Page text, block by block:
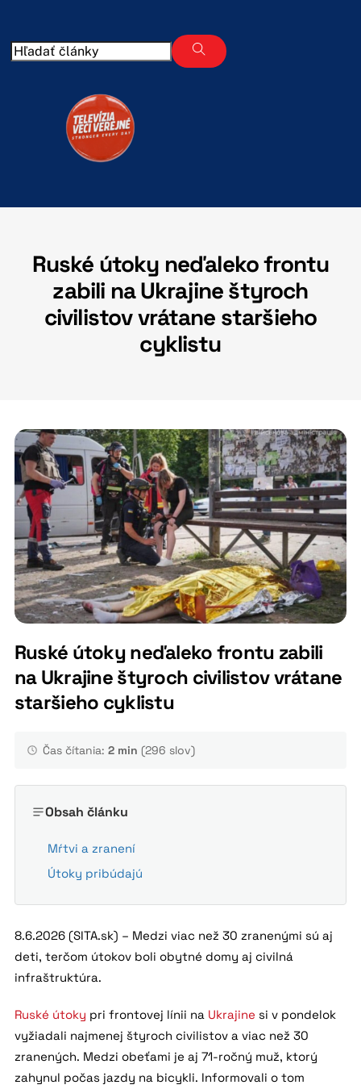
content
Ruské útoky neďaleko frontu
zabili na Ukrajine štyroch
civilistov vrátane staršieho
cyklistu
Ruské útoky neďaleko frontu zabili
na Ukrajine štyroch civilistov vrátane
staršieho cyklistu
Čas čítania: 2 min (296 slov)
Obsah článku
Mŕtvi a zranení
Útoky pribúdajú
8.6.2026 (SITA.sk) – Medzi viac než 30 zranenými sú aj
deti, terčom útokov boli obytné domy aj civilná
infraštruktúra.
Ruské útoky pri frontovej línii na Ukrajine si v pondelok
vyžiadali najmenej štyroch civilistov a viac než 30
zranených. Medzi obeťami je aj 71-ročný muž, ktorý
zahynul počas jazdy na bicykli. Informovali o tom